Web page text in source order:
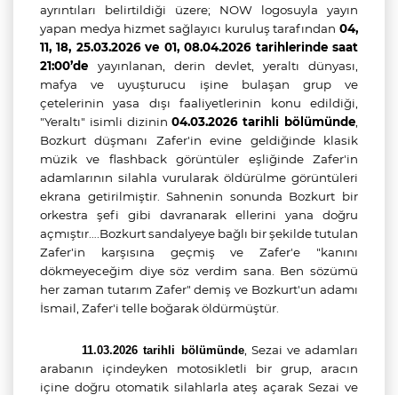
ayrıntıları belirtildiği üzere; NOW logosuyla yayın
yapan medya hizmet sağlayıcı kuruluş tarafından 04,
11, 18, 25.03.2026 ve 01, 08.04.2026 tarihlerinde saat
21:00’deyayınlanan,
derin devlet, yeraltı dünyası,
mafya ve uyuşturucu işine bulaşan grup ve
çetelerinin yasa dışı faaliyetlerinin konu edildiği,
"Yeraltı" isimli dizinin04.03.2026 tarihli bölümünde
Bozkurt düşmanı Zafer'in evine geldiğinde klasik
müzik ve flashback görüntüler eşliğinde Zafer'in
adamlarının silahla vurularak öldürülme görüntüleri
ekrana getirilmiştir. Sahnenin sonunda Bozkurt bir
orkestra şefi gibi davranarak ellerini yana doğru
açmıştır….Bozkurt sandalyeye bağlı bir şekilde tutulan
Zafer'in karşısına geçmiş ve Zafer'e "kanını
dökmeyeceğim diye söz verdim sana. Ben sözümü
her zaman tutarım Zafer" demiş ve Bozkurt'un adamı
İsmail, Zafer'i telle boğarak öldürmüştür.
11.03.2026 tarihli bölümünde, Sezai ve adamları
arabanın içindeyken motosikletli bir grup, aracın
içine doğru otomatik silahlarla ateş açarak Sezai ve